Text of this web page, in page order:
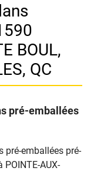
BOUL,
QC
pré-emballées
pré-emballées pré-
AUX-